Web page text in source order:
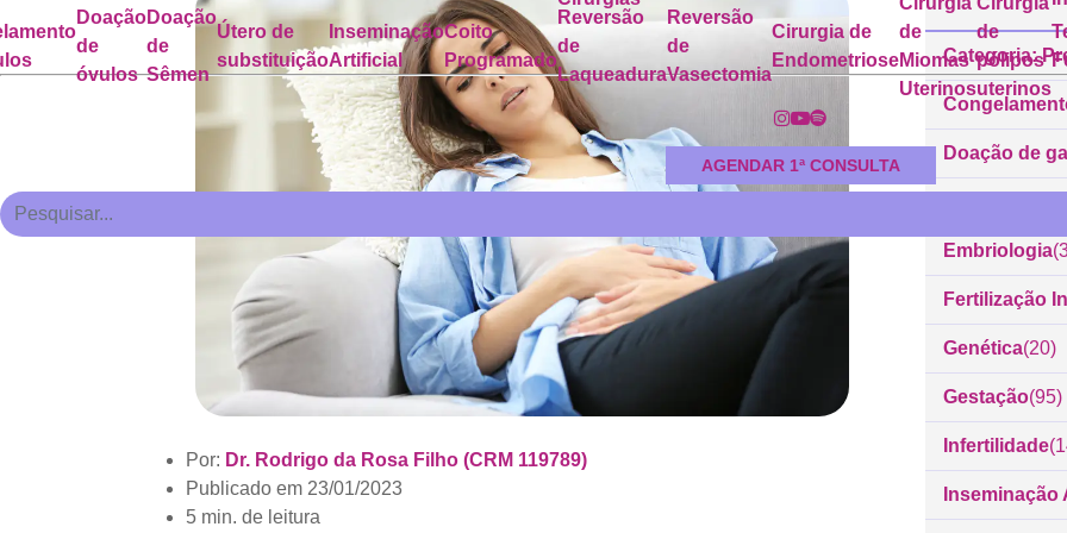
Doação
de
óvulos
Doação
de
Sêmen
Útero de
substituição
Inseminação
Artificial
Coito
Programado
Reversão
de
Laqueadura
Reversão
de
Vasectomia
Cirurgia de
Endometriose
de
Miomas
Uterinos
de
pólipos
uterinos
AGENDAR 1ª CONSULTA
Por: Dr. Rodrigo da Rosa Filho (CRM 119789)
Publicado em 23/01/2023
5 min. de leitura
Categoria:
Doação de
Embriologia
Fertilização
Genética(20)
Gestação(95)
Infertilidade
Inseminação